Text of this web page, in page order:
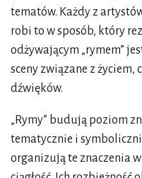
tematów. Każdy z
robi to w sposób, który
odżywającym „rymem”
sceny związane z życiem,
dźwięków.
„Rymy” budują poziom
tematycznie i
organizują te znaczenia